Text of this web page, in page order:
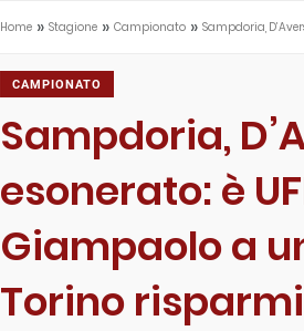
Home » Stagione » Campionato » Sampdoria,
CAMPIONATO
Sampdoria,
esonerato: è
Giampaolo a
Torino